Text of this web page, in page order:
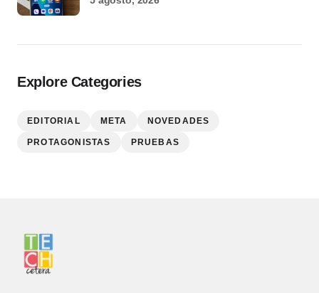
Explore Categories
EDITORIAL META NOVEDADES
PROTAGONISTAS PRUEBAS